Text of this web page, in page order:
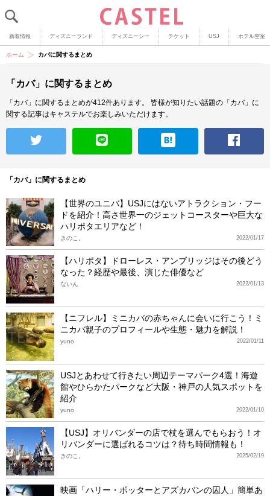
新着情報 ディズニーランド ディズニーシー チケット USJ ホテル空室
ホーム カバに関するまとめ
「カバ」に関するまとめ
「カバ」に関するまとめが412件あります。
皆様が知りたい話題の「カバ」に
関する記事はキャステルでお楽しみいただけます。
「カバ」に関するまとめ
【世界のユニバ】USJにはないアトラクション・フー
ドを紹介！高さ世界一のジェットコースターや巨大な
ハリポタエリアなど！
2022/01/17
きのこ。
【ハリポタ】ドローレス・アンブリッジはその後どう
なった？経歴や最後、演じた俳優など
2022/01/13
ないん
【ニフレル】ミニカバの赤ちゃんに会いに行こう！ミ
ニカバ親子のプロフィールや生態・魅力を解説！
2022/01/11
yuno
USJとあわせて行きたい周辺テーマパーク4選！海遊
館やひらかたパークなど大阪・神戸の人気スポットを
紹介
2022/01/10
yuno
【USJ】オリバンダーの店で杖を選んでもらおう！オ
リバンダーに選ばれるコツは？待ち時間情報も！
2025/02/19
きのこ。
映画「ハリー・ポッターとアズカバンの囚人」簡単あ